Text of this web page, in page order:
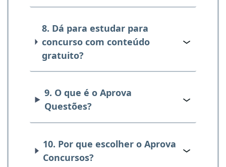
8. Dá para estudar para
concurso com conteúdo
gratuito?
9. O que é o Aprova
Questões?
10. Por que escolher o Aprova
Concursos?